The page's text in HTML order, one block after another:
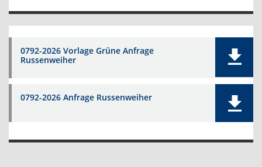
0792-2026 Vorlage Grüne Anfrage
Russenweiher
0792-2026 Anfrage Russenweiher